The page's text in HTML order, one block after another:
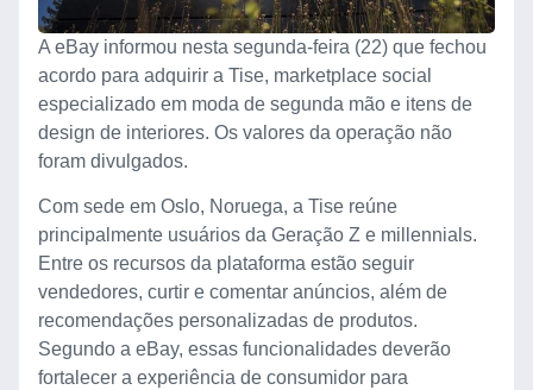
A eBay informou nesta segunda-feira (22) que fechou
acordo para adquirir a Tise, marketplace social
especializado em moda de segunda mão e itens de
design de interiores. Os valores da operação não
foram divulgados.
Com sede em Oslo, Noruega, a Tise reúne
principalmente usuários da Geração Z e millennials.
Entre os recursos da plataforma estão seguir
vendedores, curtir e comentar anúncios, além de
recomendações personalizadas de produtos.
Segundo a eBay, essas funcionalidades deverão
fortalecer a experiência de consumidor para